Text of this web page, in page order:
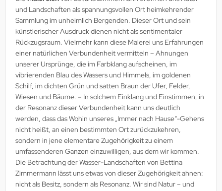
und Landschaften als spannungsvollen Ort heimkehrender
Sammlung im unheimlich Bergenden. Dieser Ort und sein
künstlerischer Ausdruck dienen nicht als sentimentaler
Rückzugsraum. Vielmehr kann diese Malerei uns Erfahrungen
einer natürlichen Verbundenheit vermitteln – Ahnungen
unserer Ursprünge, die im Farbklang aufscheinen, im
vibrierenden Blau des Wassers und Himmels, im goldenen
Schilf, im dichten Grün und satten Braun der Ufer, Felder,
Wiesen und Bäume. – In solchem Einklang und Einstimmen, in
der Resonanz dieser Verbundenheit kann uns deutlich
werden, dass das Wohin unseres „Immer nach Hause“-Gehens
nicht heißt, an einen bestimmten Ort zurückzukehren,
sondern in jene elementare Zugehörigkeit zu einem
umfassenderen Ganzen einzuwilligen, aus dem wir kommen.
Die Betrachtung der Wasser-Landschaften von Bettina
Zimmermann lässt uns etwas von dieser Zugehörigkeit ahnen:
nicht als Besitz, sondern als Resonanz. Wir sind Natur – und